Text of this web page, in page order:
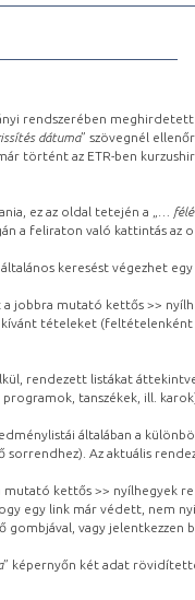
rendszerében
dátuma” szövegnél
történt az ETR-ben
ez az oldal tetején a „
…
a feliraton való kattintás az
keresést végezhet
a jobbra mutató kettős >>
tételeket (feltételenként
rendezett listákat
tanszékek, ill.
általában a
sorrendhez). Az aktuális
kettős >> nyílhegyek
egy link már védett, nem
gombjával, vagy
” képernyőn két adat